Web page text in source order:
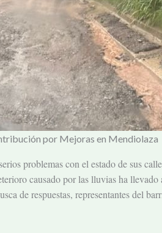
por Mejoras en Mendiolaza
problemas con el estado de sus
causado por las lluvias ha
de respuestas, representantes del